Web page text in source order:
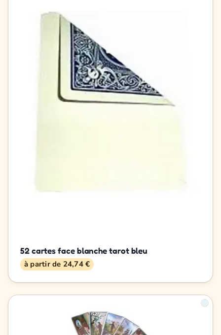
52 cartes face blanche tarot bleu
à partir de 24,74 €